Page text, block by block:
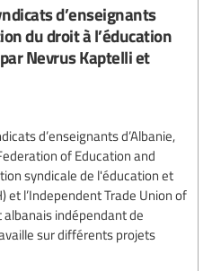
d’enseignants
du droit à l’éducation
Nevrus Kaptelli et
d’enseignants d’Albanie,
of Education and
syndicale de l'éducation et
et l’Independent Trade Union of
albanais indépendant de
sur différents projets